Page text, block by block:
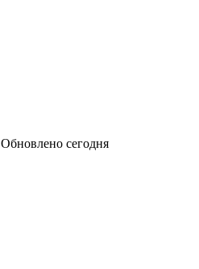
Обновлено сегодня